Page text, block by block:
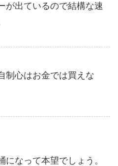
が出ているので結構な速
制心はお金では買えな
なって本望でしょう。